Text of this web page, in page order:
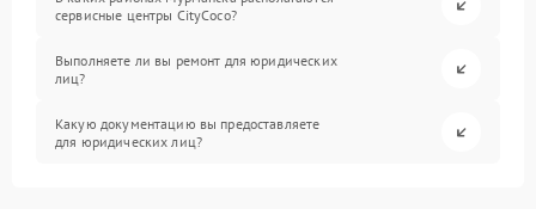
сервисные центры CityCoco?
Выполняете ли вы ремонт для юридических
лиц?
Какую документацию вы предоставляете
для юридических лиц?